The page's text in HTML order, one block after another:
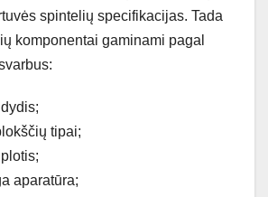
spintelių specifikacijas. Tada
komponentai gaminami pagal
tipai;
aparatūra;